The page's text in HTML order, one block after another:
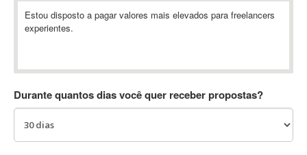
Ableton Push
Abstract
AC3
Estou disposto a pagar valores mais elevados para freelancers
experientes.
Durante quantos dias você quer receber propostas?